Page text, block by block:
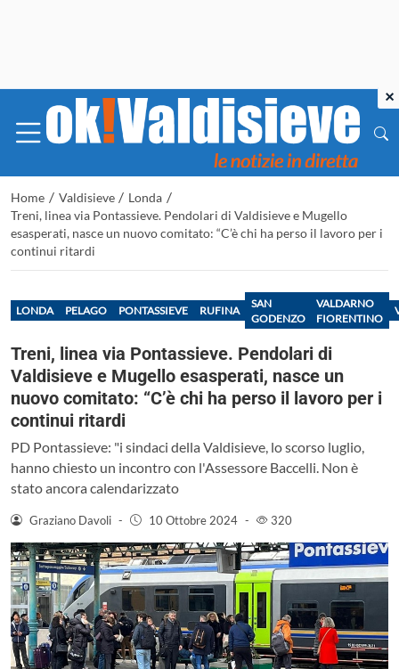
Home / Valdisieve / Londa /
Treni, linea via Pontassieve. Pendolari di Valdisieve e Mugello
esasperati, nasce un nuovo comitato: “C’è chi ha perso il lavoro per i
continui ritardi
LONDA PELAGO PONTASSIEVE RUFINA
SAN
GODENZO
VALDARNO
FIORENTINO
Treni, linea via Pontassieve. Pendolari di
Valdisieve e Mugello esasperati, nasce un
nuovo comitato: “C’è chi ha perso il lavoro per i
continui ritardi
PD Pontassieve: "i sindaci della Valdisieve, lo scorso luglio,
hanno chiesto un incontro con l'Assessore Baccelli. Non è
stato ancora calendarizzato
Graziano Davoli - 10 Ottobre 2024 - 320
×